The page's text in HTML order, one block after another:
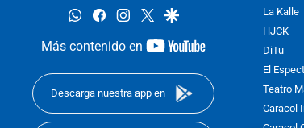
whatsappfacebookinstagram
twittergoogle
Más contenido en
youtube-
Descarga nuestra app en
La Kalle
HJCK
DiTu
El
Teatro
Caracol